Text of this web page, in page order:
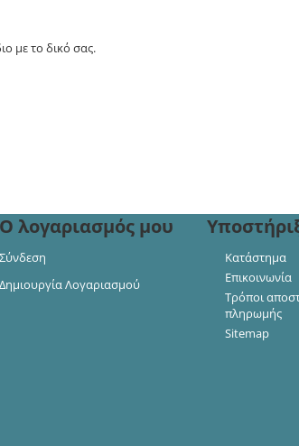
με το δικό σας.
Ο λογαριασμός μου
Σύνδεση
Δημιουργία Λογαριασμού
Κατάστημα
Επικοινωνία
Τρόποι
πληρωμής
Sitemap